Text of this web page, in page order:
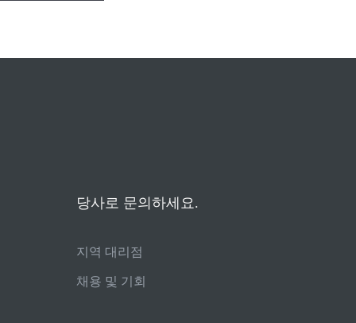
당사로 문의하세요.
지역 대리점
채용 및 기회